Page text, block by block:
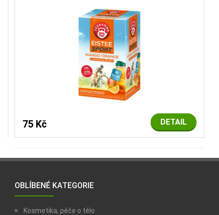
DETAIL
75 Kč
OBLÍBENÉ KATEGORIE
Kosmetika, péče o tělo